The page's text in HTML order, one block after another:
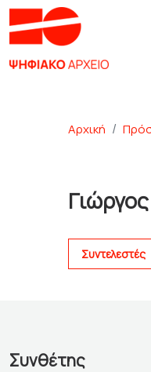
Αρχική
Συντελεστές
Συνθέτης